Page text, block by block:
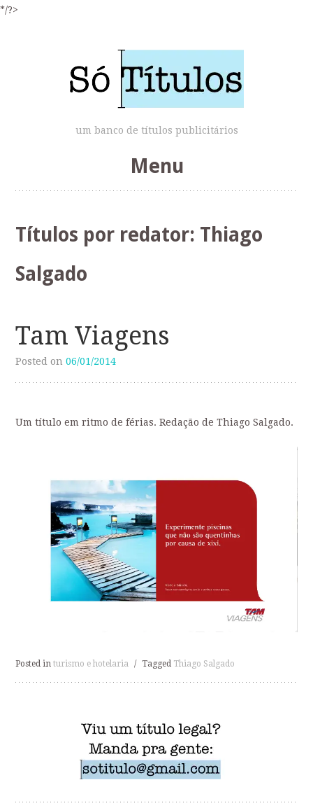
*/?>
um banco de títulos publicitários
Menu
content
Títulos por redator: Thiago
Salgado
Tam Viagens
Posted on06/01/2014
Um título em ritmo de férias. Redação de Thiago Salgado.
Posted inturismo e hotelaria / Tagged Thiago Salgado